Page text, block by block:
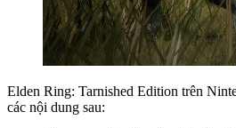
Elden Ring: Tarnished Edition trên
các nội dung sau: